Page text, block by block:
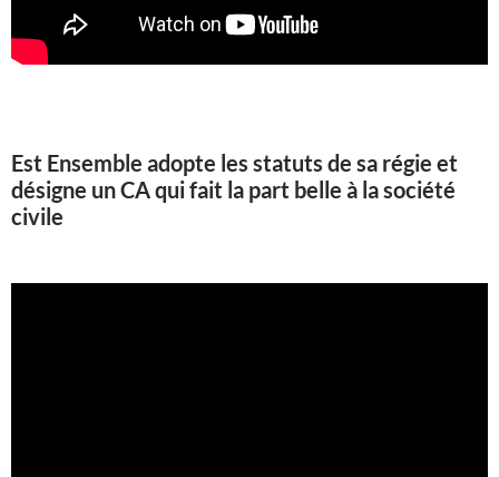
Est Ensemble adopte les statuts de sa régie et
désigne un CA qui fait la part belle à la société
civile